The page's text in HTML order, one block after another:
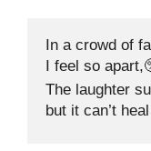
In a crowd of
I feel so
The laughter
but it can’t